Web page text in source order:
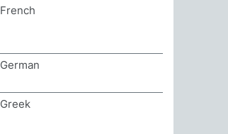
French
German
Greek